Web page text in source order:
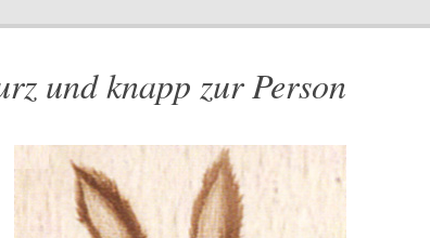
und knapp zur Person